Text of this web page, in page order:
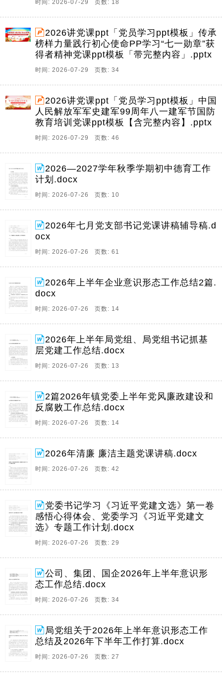
时间: 2026-07-29 页数: 18
2026讲党课ppt「党员学习ppt模板」传承
榜样力量践行初心使命PP学习“七一勋章”获
得者精神党课ppt模板「带完整内容」.pptx
时间: 2026-07-29 页数: 34
2026讲党课ppt「党员学习ppt模板」中国
人民解放军军史建军99周年八一建军节国防
教育培训党课ppt模板【含完整内容】.pptx
时间: 2026-07-29 页数: 46
2026—2027学年秋季学期初中德育工作
计划.docx
时间: 2026-07-26 页数: 10
2026年七月党支部书记党课讲稿辅导稿.d
ocx
时间: 2026-07-26 页数: 61
2026年上半年企业意识形态工作总结2篇.
docx
时间: 2026-07-26 页数: 14
2026年上半年局党组、局党组书记抓基
层党建工作总结.docx
时间: 2026-07-26 页数: 13
2篇2026年镇党委上半年党风廉政建设和
反腐败工作总结.docx
时间: 2026-07-26 页数: 14
2026年清廉 廉洁主题党课讲稿.docx
时间: 2026-07-26 页数: 42
党委书记学习《习近平党建文选》第一卷
感悟心得体会、党委学习《习近平党建文
选》专题工作计划.docx
时间: 2026-07-26 页数: 29
公司、集团、国企2026年上半年意识形
态工作总结.docx
时间: 2026-07-26 页数: 34
局党组关于2026年上半年意识形态工作
总结及2026年下半年工作打算.docx
时间: 2026-07-26 页数: 27